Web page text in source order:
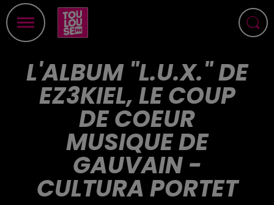
L'ALBUM "L.U.X." DE
EZ3KIEL, LE COUP
DE COEUR
MUSIQUE DE
GAUVAIN -
CULTURA PORTET